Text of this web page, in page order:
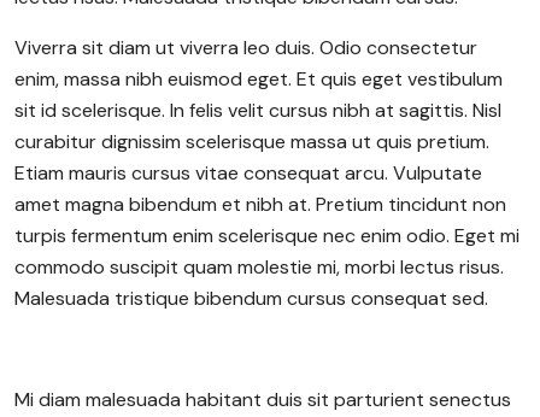
Viverra sit diam ut viverra leo duis. Odio consectetur
enim, massa nibh euismod eget. Et quis eget vestibulum
sit id scelerisque. In felis velit cursus nibh at sagittis. Nisl
curabitur dignissim scelerisque massa ut quis pretium.
Etiam mauris cursus vitae consequat arcu. Vulputate
amet magna bibendum et nibh at. Pretium tincidunt non
turpis fermentum enim scelerisque nec enim odio. Eget mi
commodo suscipit quam molestie mi, morbi lectus risus.
Malesuada tristique bibendum cursus consequat sed.
Mi diam malesuada habitant duis sit parturient senectus